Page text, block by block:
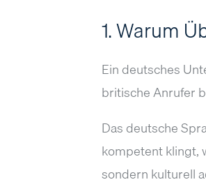
1. Warum
Ein deutsches
britische Anrufer
Das deutsche
kompetent klingt,
sondern kulturell